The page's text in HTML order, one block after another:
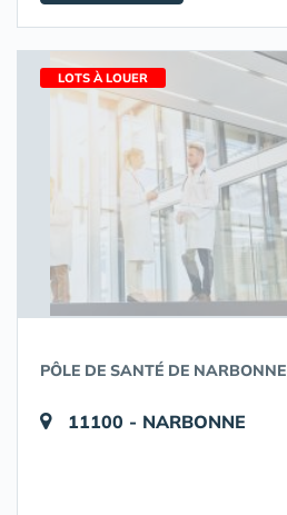
LOTS À LOUER
PÔLE DE SANTÉ DE NARBONNE
11100 - NARBONNE